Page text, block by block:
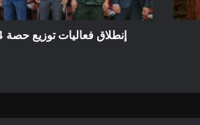
إنطلاق فعاليات توزيع حصة 5454 وحدة سكنية